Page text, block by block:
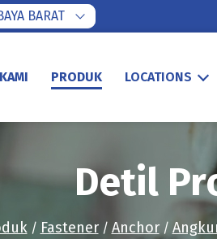
BARAT
PRODUK LOCATIONS
Detil
/ Fastener/ Anchor/